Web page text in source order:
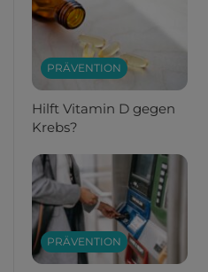
PRÄVENTION
Hilft Vitamin D gegen
Krebs?
PRÄVENTION